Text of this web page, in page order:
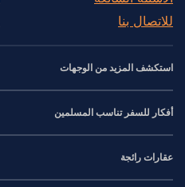
للاتصال بنا
استكشف المزيد من الوجهات
أفكار للسفر تناسب المسلمين
عقارات رائجة